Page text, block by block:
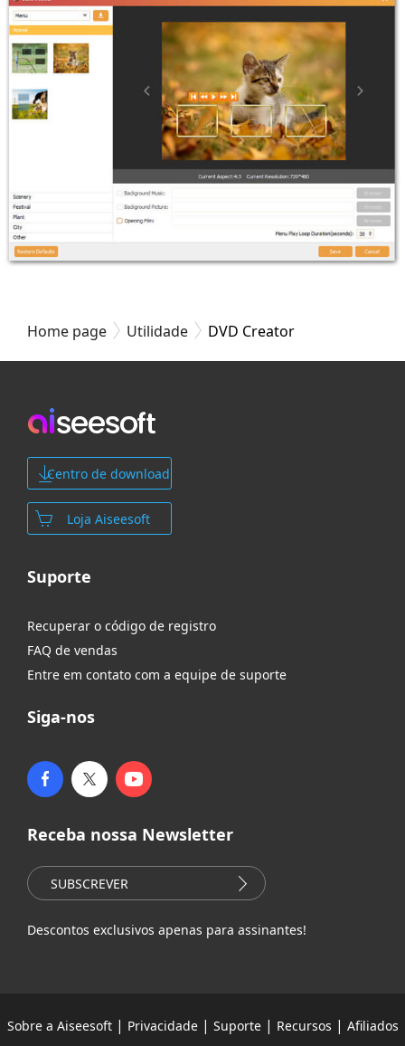
Home page Utilidade DVD Creator
Centro de download
Loja Aiseesoft
Suporte
Recuperar o código de registro
FAQ de vendas
Entre em contato com a equipe de suporte
Siga-nos
Receba nossa Newsletter
SUBSCREVER
Descontos exclusivos apenas para assinantes!
Sobre a Aiseesoft| Privacidade| Suporte| Recursos | Afiliados